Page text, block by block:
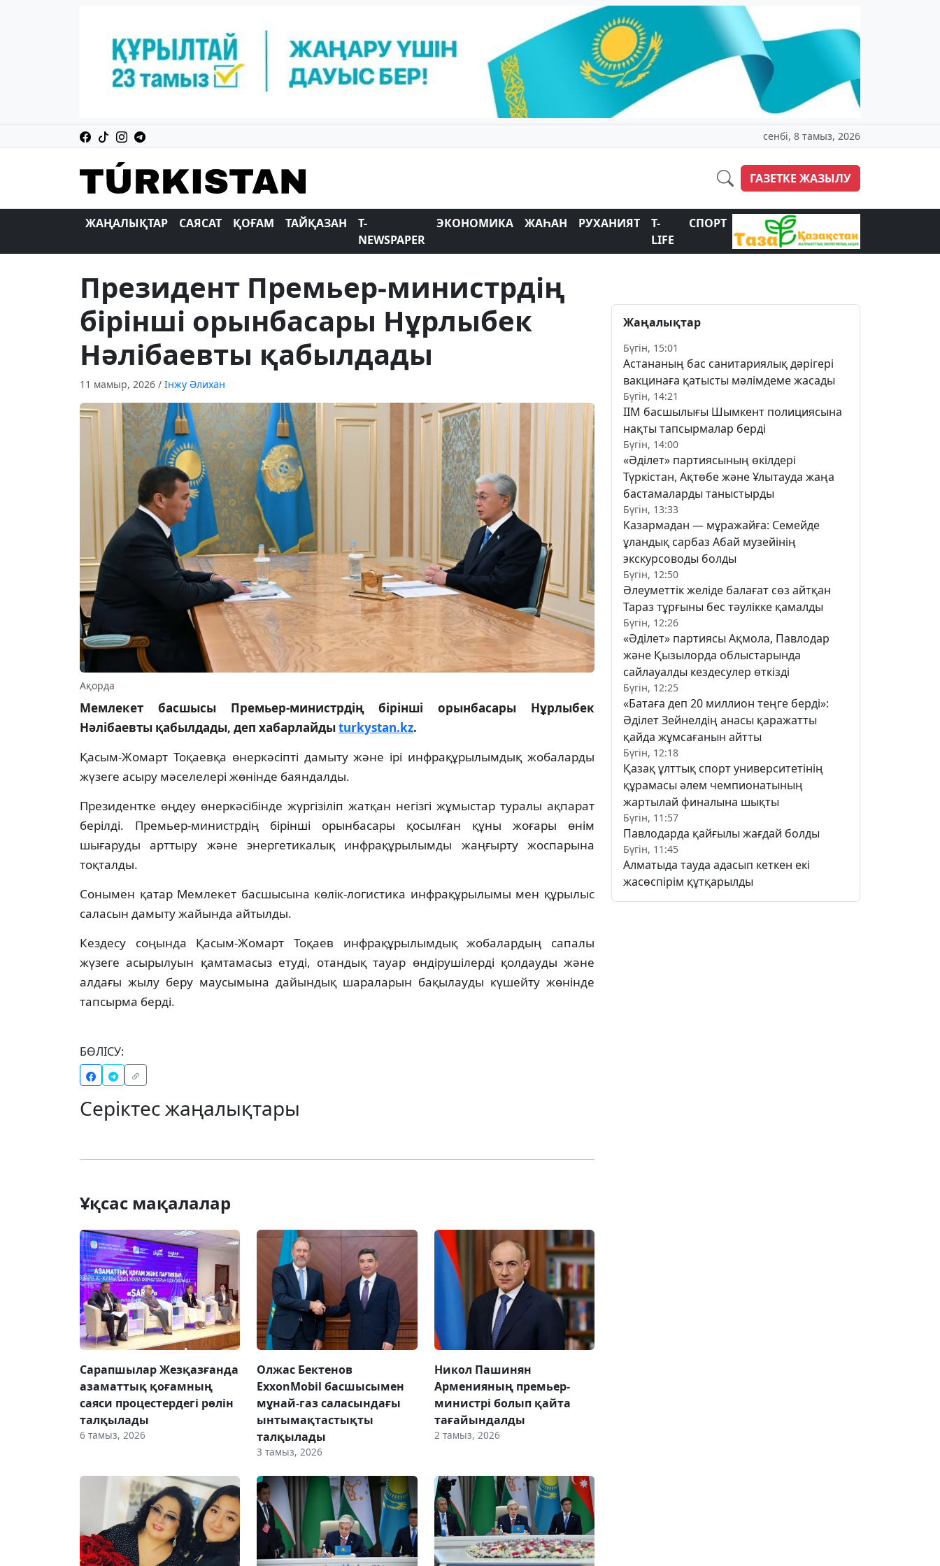
сенбі, 8 тамыз, 2026
ГАЗЕТКЕ ЖАЗЫЛУ
ЖАҢАЛЫҚТАР САЯСАТ ҚОҒАМ ТАЙҚАЗАН
T-
NEWSPAPER
ЭКОНОМИКА ЖАҺАН РУХАНИЯТ
T-
LIFE
СПОРТ
Президент Премьер-министрдің
бірінші орынбасары Нұрлыбек
Нәлібаевты қабылдады
11 мамыр, 2026 / Інжу Әлихан
Ақорда
Мемлекет басшысы Премьер-министрдің бірінші орынбасары Нұрлыбек
Нәлібаевты қабылдады, деп хабарлайдыturkystan.kz.
Қасым-Жомарт Тоқаевқа өнеркәсіпті дамыту және ірі инфрақұрылымдық жобаларды
жүзеге асыру мәселелері жөнінде баяндалды.
Президентке өңдеу өнеркәсібінде жүргізіліп жатқан негізгі жұмыстар туралы ақпарат
берілді. Премьер-министрдің бірінші орынбасары қосылған құны жоғары өнім
шығаруды арттыру және энергетикалық инфрақұрылымды жаңғырту жоспарына
тоқталды.
Сонымен қатар Мемлекет басшысына көлік-логистика инфрақұрылымы мен құрылыс
саласын дамыту жайында айтылды.
Кездесу соңында Қасым-Жомарт Тоқаев инфрақұрылымдық жобалардың сапалы
жүзеге асырылуын қамтамасыз етуді, отандық тауар өндірушілерді қолдауды және
алдағы жылу беру маусымына дайындық шараларын бақылауды күшейту жөнінде
тапсырма берді.
БӨЛІСУ:
Серіктес жаңалықтары
Ұқсас мақалалар
Сарапшылар Жезқазғанда
азаматтық қоғамның
саяси процестердегі рөлін
талқылады
6 тамыз, 2026
Олжас Бектенов
ExxonMobil басшысымен
мұнай-газ саласындағы
ынтымақтастықты
талқылады
3 тамыз, 2026
Никол Пашинян
Арменияның премьер-
министрі болып қайта
тағайындалды
2 тамыз, 2026
Жаңалықтар
Бүгін, 15:01
Астананың бас санитариялық дәрігері
вакцинаға қатысты мәлімдеме жасады
Бүгін, 14:21
ІІМ басшылығы Шымкент полициясына
нақты тапсырмалар берді
Бүгін, 14:00
«Әділет» партиясының өкілдері
Түркістан, Ақтөбе және Ұлытауда жаңа
бастамаларды таныстырды
Бүгін, 13:33
Казармадан — мұражайға: Семейде
ұландық сарбаз Абай музейінің
экскурсоводы болды
Бүгін, 12:50
Әлеуметтік желіде балағат сөз айтқан
Тараз тұрғыны бес тәулікке қамалды
Бүгін, 12:26
«Әділет» партиясы Ақмола, Павлодар
және Қызылорда облыстарында
сайлауалды кездесулер өткізді
Бүгін, 12:25
«Батаға деп 20 миллион теңге берді»:
Әділет Зейнелдің анасы қаражатты
қайда жұмсағанын айтты
Бүгін, 12:18
Қазақ ұлттық спорт университетінің
құрамасы әлем чемпионатының
жартылай финалына шықты
Бүгін, 11:57
Павлодарда қайғылы жағдай болды
Бүгін, 11:45
Алматыда тауда адасып кеткен екі
жасөспірім құтқарылды